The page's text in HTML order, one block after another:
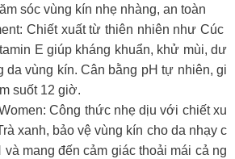
sóc vùng kín nhẹ nhàng, an toàn
Chiết xuất từ thiên nhiên như Cúc
E giúp kháng khuẩn, khử mùi, dư
da vùng kín. Cân bằng pH tự nhiên, gi
suốt 12 giờ.
Công thức nhẹ dịu với chiết xu
xanh, bảo vệ vùng kín cho da nhạy c
và mang đến cảm giác thoải mái cả ng